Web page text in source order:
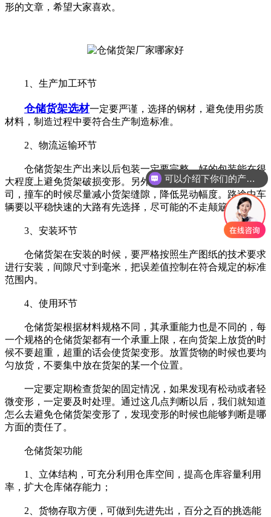
形的文章，希望大家喜欢。
1、生产加工环节
仓储货架选材一定要严谨，选择的钢材，避免使用劣质
材料，制造过程中要符合生产制造标准。
2、物流运输环节
仓储货架生产出来以后包装一定要完整，好的包装能在很
大程度上避免货架破损变形。另外一定要选择正规的物流公
司，撞车的时候尽量减小货架缝隙，降低晃动幅度。路途中车
辆要以平稳快速的大路有先选择，尽可能的不走颠簸道路。
3、安装环节
仓储货架在安装的时候，要严格按照生产图纸的技术要求
进行安装，间隙尺寸到毫米，把误差值控制在符合规定的标准
范围内。
4、使用环节
仓储货架根据材料规格不同，其承重能力也是不同的，每
一个规格的仓储货架都有一个承重上限，在向货架上放货的时
候不要超重，超重的话会使货架变形。放置货物的时候也要均
匀放货，不要集中放在货架的某一个位置。
一定要定期检查货架的固定情况，如果发现有松动或者轻
微变形，一定要及时处理。通过这几点判断以后，我们就知道
怎么去避免仓储货架变形了，发现变形的时候也能够判断是哪
方面的责任了。
仓储货架功能
1、立体结构，可充分利用仓库空间，提高仓库容量利用
率，扩大仓库储存能力；
2、货物存取方便，可做到先进先出，百分之百的挑选能
可以介绍下你们的产品么？